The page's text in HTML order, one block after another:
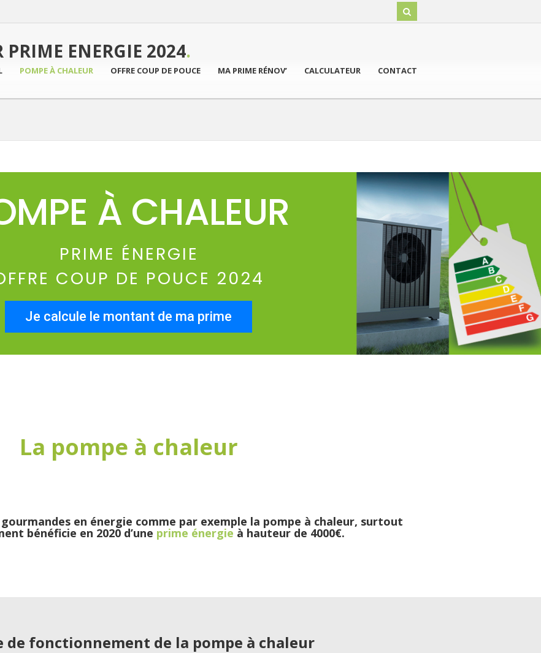
PRIME ENERGIE 2024.
POMPE À CHALEUR OFFRE COUP DE POUCE MA PRIME RÉNOV’ CALCULATEUR CONTACT
À CHALEUR
PRIME ÉNERGIE
COUP DE POUCE 2024
Je calcule le montant de ma prime
La pompe à chaleur
en énergie comme par exemple la pompe à chaleur, surtout
bénéficie en 2020 d’une prime énergie à hauteur de 4000€.
de fonctionnement de la pompe à chaleur